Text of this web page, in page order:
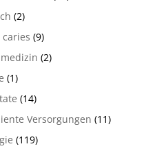
(2)
(9)
(2)
(1)
(14)
Versorgungen (11)
(119)